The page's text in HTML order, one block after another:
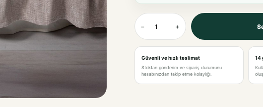
− +
Güvenli ve hızlı teslimat
Stoktan gönderim ve sipariş durumunu
hesabınızdan takip etme kolaylığı.
14